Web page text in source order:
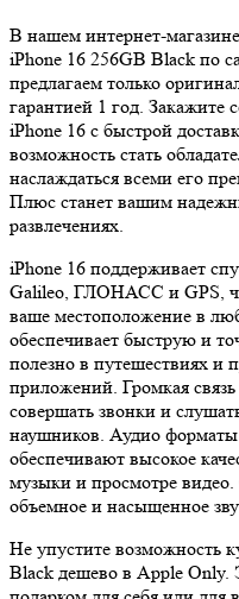
В нашем интернет-
iPhone 16 256GB Black по
предлагаем только
гарантией 1 год. Закажите
iPhone 16 с быстрой
возможность стать
наслаждаться всеми его
Плюс станет вашим
развлечениях.
iPhone 16 поддерживает
Galileo, ГЛОНАСС и GPS,
ваше местоположение в
обеспечивает быструю и
полезно в путешествиях и
приложений. Громкая
совершать звонки и
наушников. Аудио
обеспечивают высокое
музыки и просмотре
объемное и насыщенное
Не упустите возможность
Black дешево в Apple Only.